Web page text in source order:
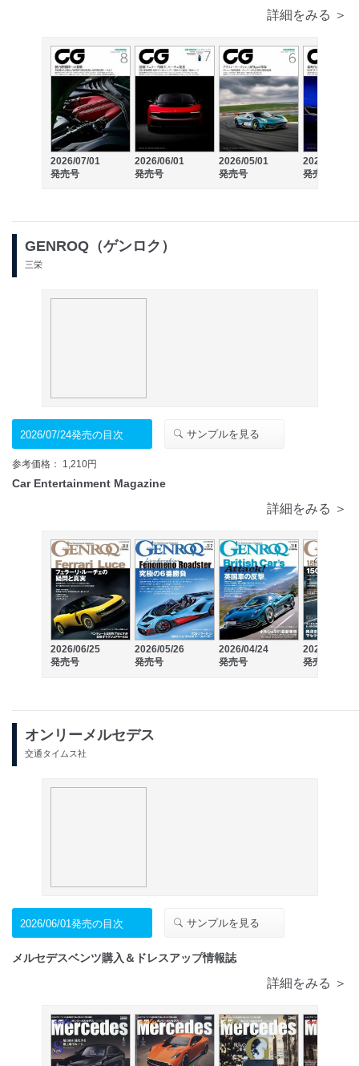
詳細をみる ＞
2026/07/01
発売号
2026/06/01
発売号
2026/05/01
発売号
2026/04/01
発売号
GENROQ（ゲンロク）
三栄
2026/07/24発売の目次 サンプルを見る
参考価格： 1,210円
Car Entertainment Magazine
詳細をみる ＞
2026/06/25
発売号
2026/05/26
発売号
2026/04/24
発売号
2026/03/26
発売号
オンリーメルセデス
交通タイムス社
2026/06/01発売の目次 サンプルを見る
メルセデスベンツ購入＆ドレスアップ情報誌
詳細をみる ＞